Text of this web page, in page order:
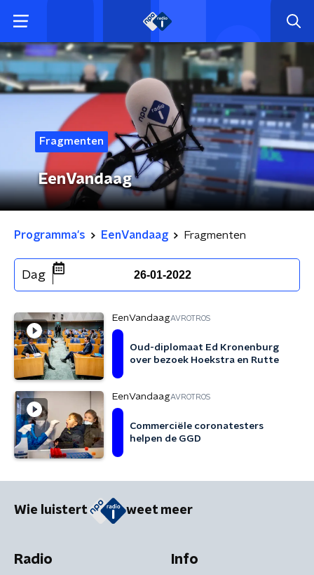
Fragmenten
EenVandaag
Programma's EenVandaag Fragmenten
Dag 26-01-2022
EenVandaagAVROTROS
Oud-diplomaat Ed Kronenburg
over bezoek Hoekstra en Rutte
EenVandaagAVROTROS
Commerciële coronatesters
helpen de GGD
Wie luistert weet meer
Radio Info